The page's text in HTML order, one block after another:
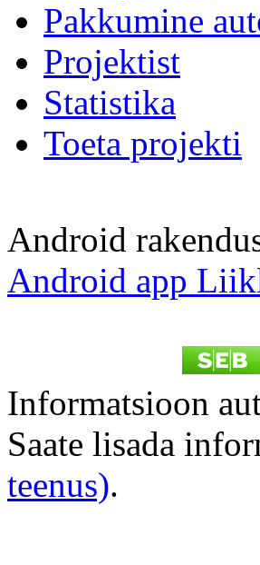
Pakkumine
Projektist
Statistika
Toeta projekti
Android
Android app
Informatsioon
Saate lisada
teenus).